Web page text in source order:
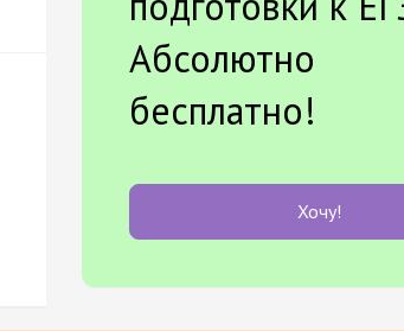
Абсолютно
бесплатно!
Хочу!